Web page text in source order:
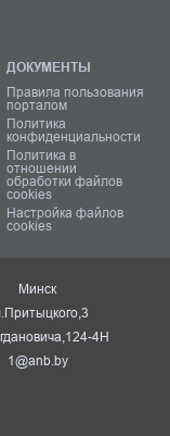
ДОКУМЕНТЫ
Правила пользования
порталом
Политика
конфиденциальности
Политика в
отношении
обработки файлов
cookies
Настройка файлов
cookies
Минск
4Н
1@anb.by